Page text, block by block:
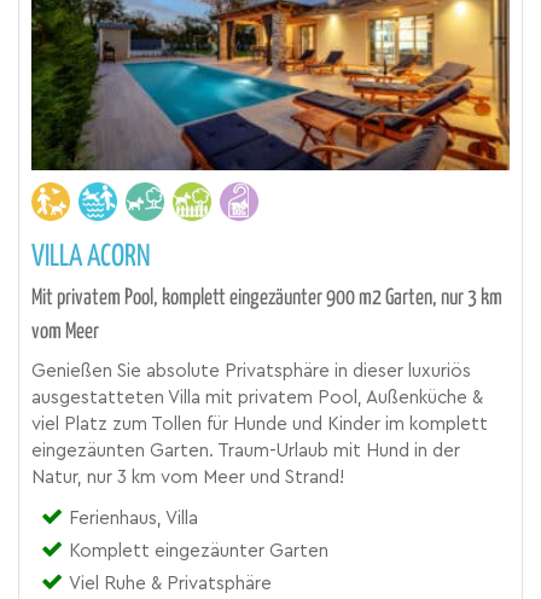
VILLA ACORN
Mit privatem Pool, komplett eingezäunter 900 m2 Garten, nur 3 km
vom Meer
Genießen Sie absolute Privatsphäre in dieser luxuriös
ausgestatteten Villa mit privatem Pool, Außenküche &
viel Platz zum Tollen für Hunde und Kinder im komplett
eingezäunten Garten. Traum-Urlaub mit Hund in der
Natur, nur 3 km vom Meer und Strand!
Ferienhaus, Villa
Komplett eingezäunter Garten
Viel Ruhe & Privatsphäre